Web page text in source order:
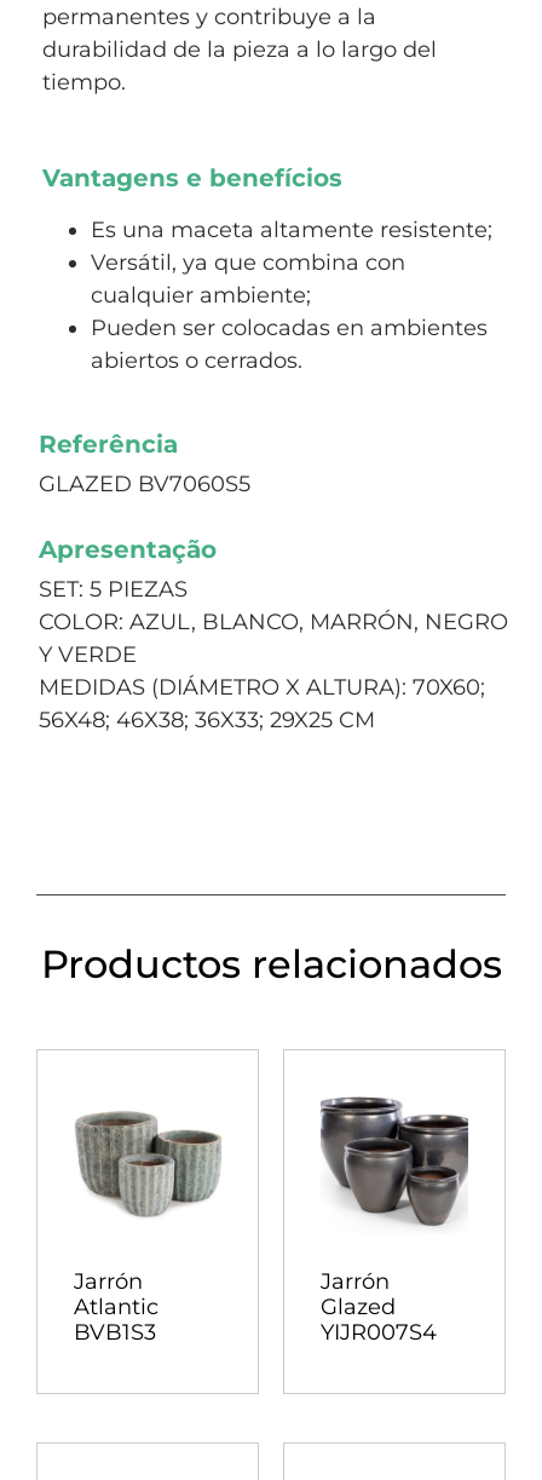
permanentes y contribuye a la
durabilidad de la pieza a lo largo del
tiempo.
Vantagens e benefícios
Es una maceta altamente resistente;
Versátil, ya que combina con
cualquier ambiente;
Pueden ser colocadas en ambientes
abiertos o cerrados.
Referência
GLAZED BV7060S5
Apresentação
SET: 5 PIEZAS
COLOR: AZUL, BLANCO, MARRÓN, NEGRO
Y VERDE
MEDIDAS (DIÁMETRO X ALTURA): 70X60;
56X48; 46X38; 36X33; 29X25 CM
Productos relacionados
Jarrón
Atlantic
BVB1S3
Jarrón
Glazed
YIJR007S4